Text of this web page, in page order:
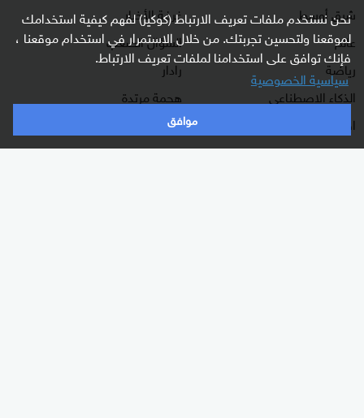
نحن نستخدم ملفات تعريف الارتباط (كوكيز) لفهم كيفية استخدامك
لموقعنا ولتحسين تجربتك. من خلال الاستمرار في استخدام موقعنا ،
فإنك توافق على استخدامنا لملفات تعريف الارتباط.
سياسية الخصوصية
موافق
شرق أوسط
عالم
رياضة
الذكاء الاصطناعي
اقتصاد
منوعات
غرفة الأخبار
السؤال الصعب
رادار
هجمة مرتدة
الصباح
كلينيك